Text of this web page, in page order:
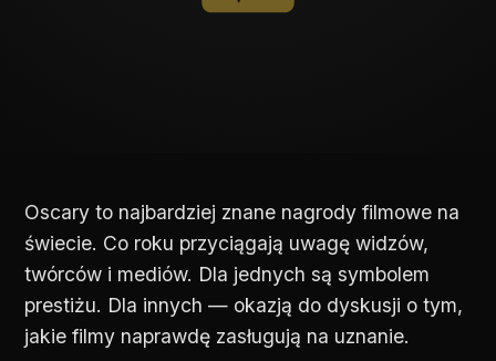
Oscary to najbardziej znane nagrody filmowe na
świecie. Co roku przyciągają uwagę widzów,
twórców i mediów. Dla jednych są symbolem
prestiżu. Dla innych — okazją do dyskusji o tym,
jakie filmy naprawdę zasługują na uznanie.